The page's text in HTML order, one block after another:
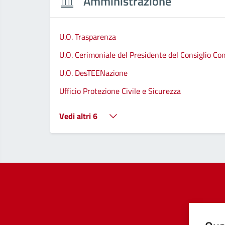
U.O. Trasparenza
U.O. Cerimoniale del Presidente del Consiglio
U.O. DesTEENazione
Ufficio Protezione Civile e Sicurezza
Vedi altri 6